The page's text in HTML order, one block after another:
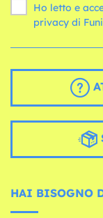
Ho letto e
privacy di
HAI BISOGNO